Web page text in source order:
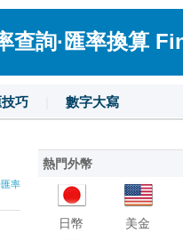
查詢·匯率換算
巧 數字大寫
率
熱門外幣
日幣 美金